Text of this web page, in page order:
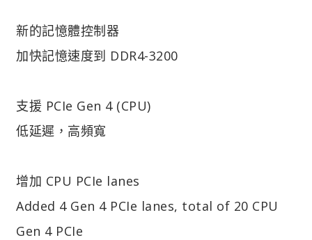
新的記憶體控制器
加快記憶速度到 DDR4-3200
支援 PCIe Gen 4 (CPU)
低延遲，高頻寬
增加 CPU PCIe lanes
Added 4 Gen 4 PCIe lanes, total of 20 CPU
Gen 4 PCIe